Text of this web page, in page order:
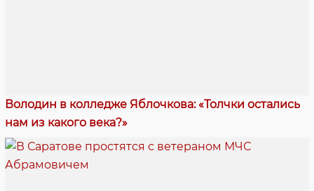
Володин в колледже Яблочкова: «Толчки остались
нам из какого века?»